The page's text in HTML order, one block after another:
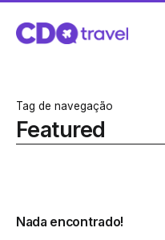
Tag de navegação
Featured
Nada encontrado!